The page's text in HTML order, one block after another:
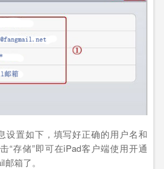
设置如下，填写好正确的用户名和
“存储”即可在iPad客户端使用开通
邮箱了。